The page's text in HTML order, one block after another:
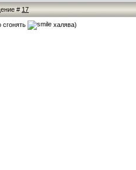
# 17
сгонять халява)